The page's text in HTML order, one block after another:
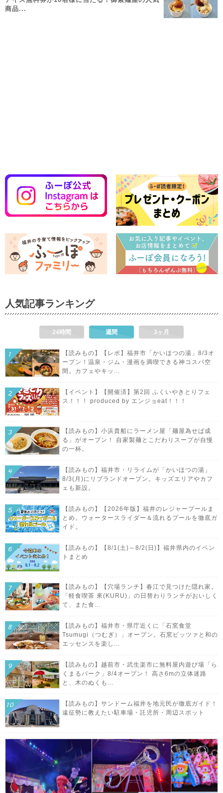
商品...
人気記事ランキング
24時間 週間 3ヶ月
【読みもの】【レポ】福井市「かいほつの湯」8/3オ
ープン！温泉・ジム・漫画を満喫できる神コスパ空
間。カフェやキッ...
【イベント】【開催済】第2回 ふくいやきとりフェ
ス！！！ produced by エンジョeat！！！
【読みもの】小浜貴船にラーメン屋「麺屋為せば成
る」がオープン！ 自家製麺とこだわりスープが自慢
の一杯。
【読みもの】福井市・リライムが「かいほつの湯」
8/3(月)にリブランドオープン。キッズエリアやカフ
ェも新設。
【読みもの】【2026年版】福井のレジャープールま
とめ。ウォータースライダー＆流れるプールを徹底ガ
イド。
【読みもの】【8/1(土)～8/2(日)】福井県内のイベン
トまとめ
【読みもの】【穴場ランチ】春江で見つけた隠れ家。
「軽食喫茶 來(KURU)」の日替わりランチがおいしく
て、また食...
【読みもの】福井市・県庁近くに「石窯食堂
Tsumugi（つむぎ）」オープン。石窯ピッツァと和の
エッセンスを楽し...
【読みもの】越前市・武生楽市に無料屋内遊び場「ら
くまるパーク」8/4オープン！ 高さ6mの立体迷路
と、木のぬくも...
【読みもの】サンドーム福井を地元民が徹底ガイド！
遠征勢に教えたい駐車場・託児所・周辺スポット